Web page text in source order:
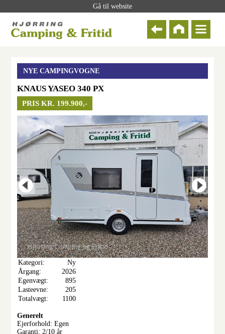
Gå til website
NYE CAMPINGVOGNE
KNAUS YASEO 340 PX
PRIS KR. 199.900,-
Kategori:
Ny
Årgang:
2026
Egenvægt:
895
Lasteevne:
205
Totalvægt:
1100
Generelt
Ejerforhold: Egen
Garanti: 2/10 år